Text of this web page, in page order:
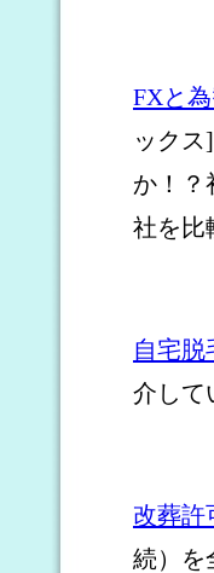
FXと為
ック
か！？
社を比
自宅脱
介して
改葬許
続）を